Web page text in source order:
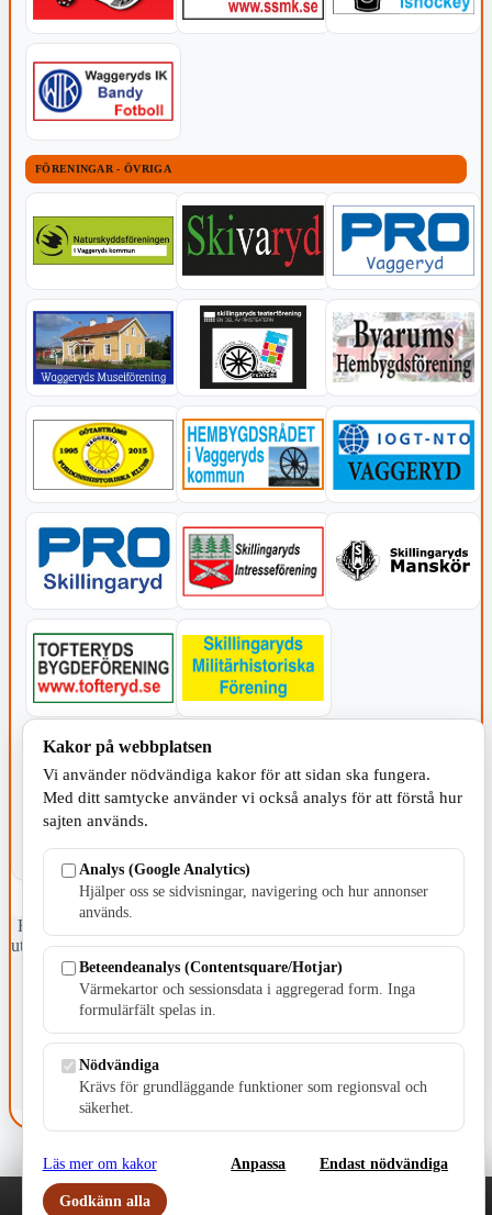
FÖRENINGAR - ÖVRIGA
KOMMUNEN
Fristående webbtidningsföretag grundat 1991 som sedan 2002 ger
ut tidningen Skillingaryd.nu och 2010 lanserades Värnamo.nu. Från
april 2026 omfattar Skillingaryd.nu tre kommuner: Gnosjö,
Värnamo och Vaggeryds kommun.
E-post: redaktionen@skillingaryd.nu
Postadress: Gisslaköp 1, 568 92 Skillingaryd
Kakinställningar
Kakor på webbplatsen
Vi använder nödvändiga kakor för att sidan ska fungera.
Med ditt samtycke använder vi också analys för att förstå hur
sajten används.
Analys (Google Analytics)
Hjälper oss se sidvisningar, navigering och hur annonser
används.
Beteendeanalys (Contentsquare/Hotjar)
Värmekartor och sessionsdata i aggregerad form. Inga
formulärfält spelas in.
Nödvändiga
Krävs för grundläggande funktioner som regionsval och
säkerhet.
Läs mer om kakor Anpassa Endast nödvändiga
Godkänn alla